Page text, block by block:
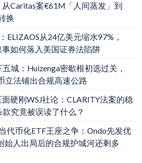
Caritas案€61M「人间蒸发」到
换
ELIZAOS从24亿美元缩水97%，
事如何落入美国证券法陷阱
城：Huizenga密歇根初选过关，
立法铺出合规高速公路
硬刚WSJ社论：CLARITY法案的稳
究竟被误读了什么？
代币化ETF王座之争：Ondo先发优
始人出局后的合规护城河还剩多